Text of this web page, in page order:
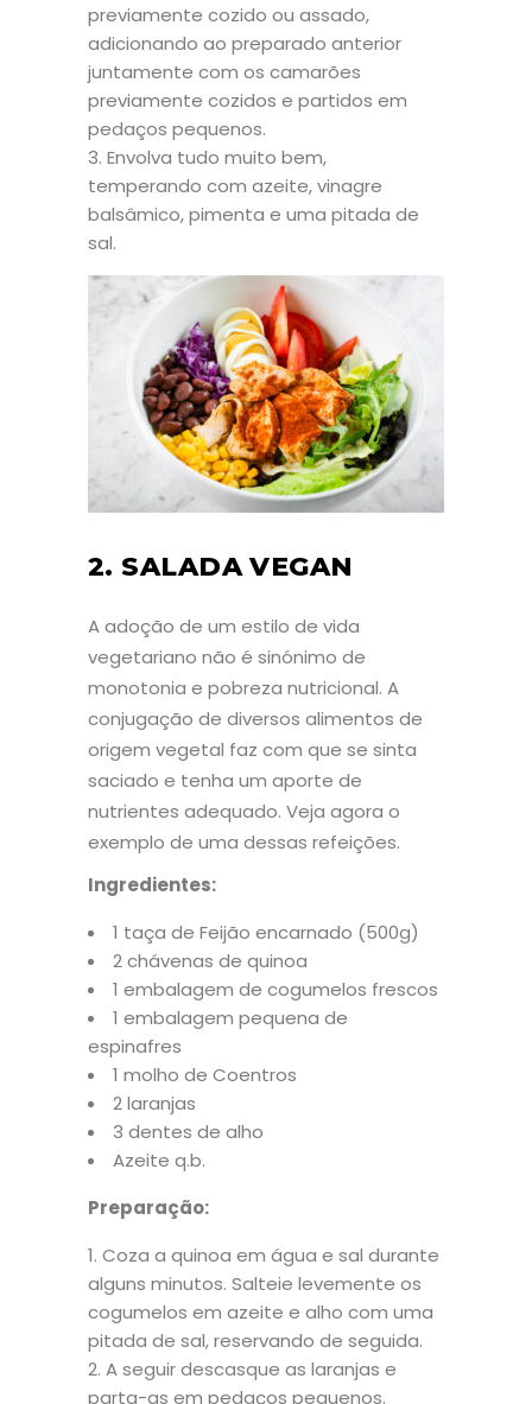
previamente cozido ou assado,
adicionando ao preparado anterior
juntamente com os camarões
previamente cozidos e partidos em
pedaços pequenos.
Envolva tudo muito bem,
temperando com azeite, vinagre
balsâmico, pimenta e uma pitada de
sal.
2. SALADA VEGAN
A adoção de um estilo de vida
vegetariano não é sinónimo de
monotonia e pobreza nutricional. A
conjugação de diversos alimentos de
origem vegetal faz com que se sinta
saciado e tenha um aporte de
nutrientes adequado. Veja agora o
exemplo de uma dessas refeições.
Ingredientes:
1 taça de Feijão encarnado (500g)
2 chávenas de quinoa
1 embalagem de cogumelos frescos
1 embalagem pequena de
espinafres
1 molho de Coentros
2 laranjas
3 dentes de alho
Azeite q.b.
Preparação:
Coza a quinoa em água e sal durante
alguns minutos. Salteie levemente os
cogumelos em azeite e alho com uma
pitada de sal, reservando de seguida.
A seguir descasque as laranjas e
parta-as em pedaços pequenos.